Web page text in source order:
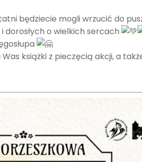
będziecie mogli wrzucić do
dorosłych o wielkich sercach
książki z pieczęcią akcji, a